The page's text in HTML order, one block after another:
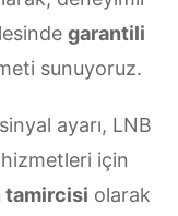
garantili
sunuyoruz.
ayarı, LNB
için
tamircisi olarak